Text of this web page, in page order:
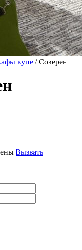
купе / Соверен
Вызвать